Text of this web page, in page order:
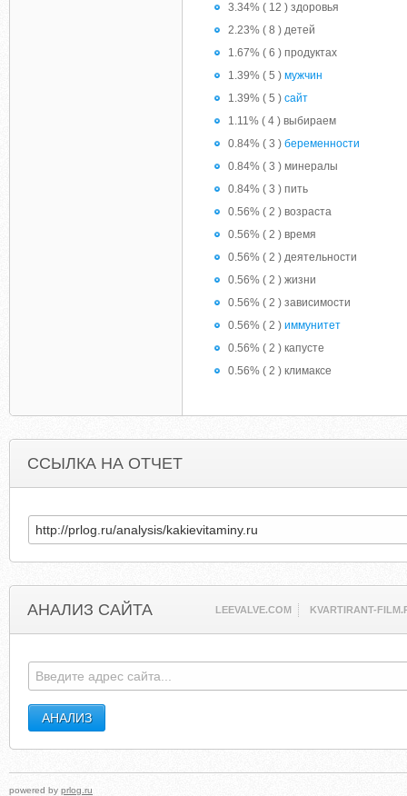
3.34% ( 12 ) здоровья
2.23% ( 8 ) детей
1.67% ( 6 ) продуктах
1.39% ( 5 ) мужчин
1.39% ( 5 ) сайт
1.11% ( 4 ) выбираем
0.84% ( 3 ) беременности
0.84% ( 3 ) минералы
0.84% ( 3 ) пить
0.56% ( 2 ) возраста
0.56% ( 2 ) время
0.56% ( 2 ) деятельности
0.56% ( 2 ) жизни
0.56% ( 2 ) зависимости
0.56% ( 2 ) иммунитет
0.56% ( 2 ) капусте
0.56% ( 2 ) климаксе
ССЫЛКА НА ОТЧЕТ
АНАЛИЗ САЙТА LEEVALVE.COM KVARTIRANT-
powered by prlog.ru